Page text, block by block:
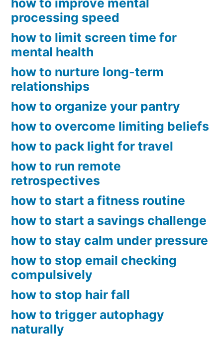
how to improve mental
processing speed
how to limit screen time for
mental health
how to nurture long-term
relationships
how to organize your pantry
how to overcome limiting beliefs
how to pack light for travel
how to run remote
retrospectives
how to start a fitness routine
how to start a savings challenge
how to stay calm under pressure
how to stop email checking
compulsively
how to stop hair fall
how to trigger autophagy
naturally